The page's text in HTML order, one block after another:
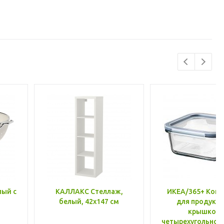
с
КАЛЛАКС Стеллаж,
белый, 42x147 см
ИКЕА/365+
для
крышкой,